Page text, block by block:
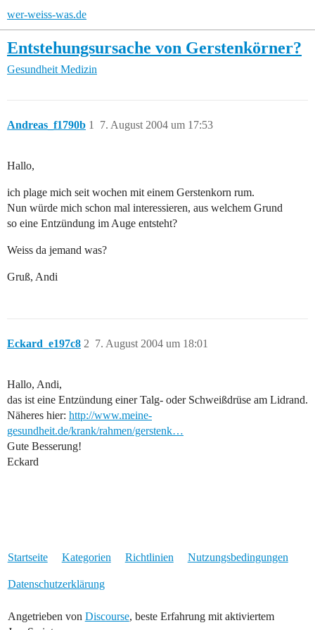
wer-weiss-was.de
Entstehungsursache von Gerstenkörner?
Gesundheit Medizin
Andreas_f1790b 7. August 2004 um 17:53
1
Hallo,
ich plage mich seit wochen mit einem Gerstenkorn rum.
Nun würde mich schon mal interessieren, aus welchem Grund
so eine Entzündung im Auge entsteht?
Weiss da jemand was?
Gruß, Andi
Eckard_e197c8 7. August 2004 um 18:01
2
Hallo, Andi,
das ist eine Entzündung einer Talg- oder Schweißdrüse am Lidrand.
Näheres hier: http://www.meine-
gesundheit.de/krank/rahmen/gerstenk…
Gute Besserung!
Eckard
Startseite Kategorien Richtlinien Nutzungsbedingungen
Datenschutzerklärung
Angetrieben von Discourse, beste Erfahrung mit aktiviertem